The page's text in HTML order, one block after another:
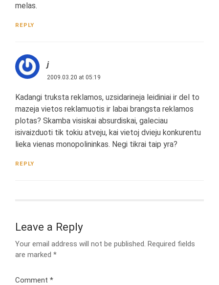
melas.
REPLY
j
2009.03.20 at 05:19
Kadangi truksta reklamos, uzsidarineja leidiniai ir del to
mazeja vietos reklamuotis ir labai brangsta reklamos
plotas? Skamba visiskai absurdiskai, galeciau
isivaizduoti tik tokiu atveju, kai vietoj dvieju konkurentu
lieka vienas monopolininkas. Negi tikrai taip yra?
REPLY
Leave a Reply
Your email address will not be published. Required fields
are marked*
Comment*